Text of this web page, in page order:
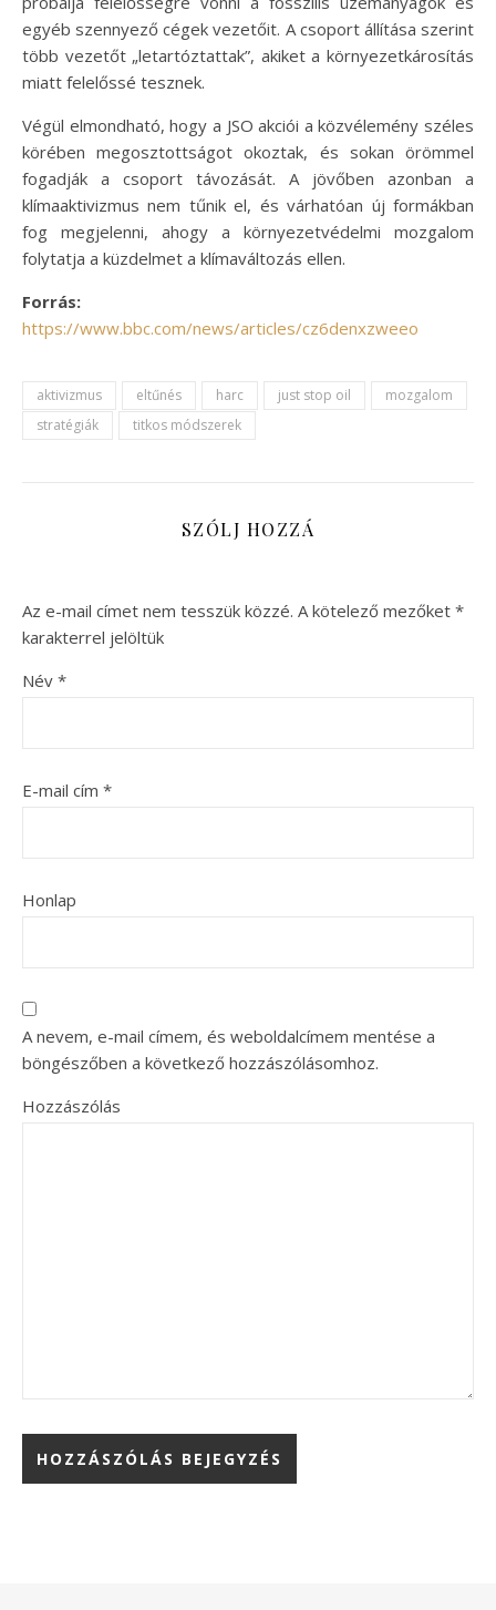
egyéb szennyező cégek vezetőit. A csoport állítása szerint
több vezetőt „letartóztattak”, akiket a környezetkárosítás
miatt felelőssé tesznek.
Végül elmondható, hogy a JSO akciói a közvélemény széles
körében megosztottságot okoztak, és sokan örömmel
fogadják a csoport távozását. A jövőben azonban a
klímaaktivizmus nem tűnik el, és várhatóan új formákban
fog megjelenni, ahogy a környezetvédelmi mozgalom
folytatja a küzdelmet a klímaváltozás ellen.
Forrás:
https://www.bbc.com/news/articles/cz6denxzweeo
aktivizmus eltűnés harc just stop oil
mozgalom
stratégiák
titkos módszerek
SZÓLJ HOZZÁ
Az e-mail címet nem tesszük közzé. A kötelező mezőket *
karakterrel jelöltük
Név *
E-mail cím *
Honlap
A nevem, e-mail címem, és weboldalcímem mentése a
böngészőben a következő hozzászólásomhoz.
Hozzászólás